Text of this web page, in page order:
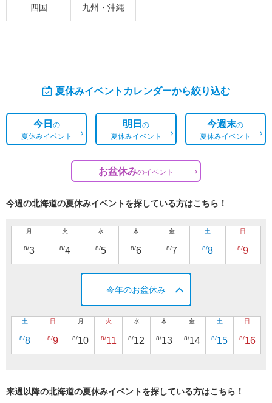
四国 九州・沖縄
夏休みイベントカレンダーから絞り込む
今日の
夏休みイベント
明日の
夏休みイベント
今週末の
夏休みイベント
お盆休みのイベント
今週の北海道の夏休みイベントを探している方はこちら！
月
8/3
火
8/4
水
8/5
木
8/6
金
8/7
土
8/8
日
8/9
今年のお盆休み
土
8/8
日
8/9
月
8/10
火
8/11
水
8/12
木
8/13
金
8/14
土
8/15
日
8/16
来週以降の北海道の夏休みイベントを探している方はこちら！